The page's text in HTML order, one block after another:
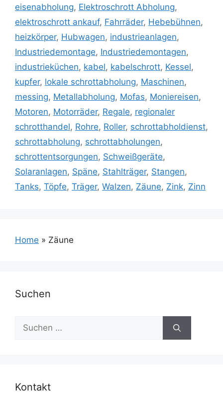
eisenabholung, Elektroschrott Abholung,
elektroschrott ankauf, Fahrräder, Hebebühnen,
heizkörper, Hubwagen, industrieanlagen,
Industriedemontage, Industriedemontagen,
industrieküchen, kabel, kabelschrott, Kessel,
kupfer, lokale schrottabholung, Maschinen,
messing, Metallabholung, Mofas, Moniereisen,
Motoren, Motorräder, Regale, regionaler
schrotthandel, Rohre, Roller, schrottabholdienst,
schrottabholung, schrottabholungen,
schrottentsorgungen, Schweißgeräte,
Solaranlagen, Späne, Stahlträger, Stangen,
Tanks, Töpfe, Träger, Walzen, Zäune, Zink, Zinn
Home » Zäune
Suchen
Suchen
nach:
Kontakt